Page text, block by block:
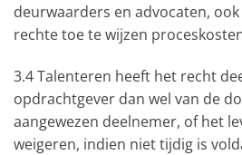
deurwaarders en advocaten,
rechte toe te wijzen
3.4 Talenteren heeft het recht
opdrachtgever dan wel van de
aangewezen deelnemer, of het
weigeren, indien niet tijdig is